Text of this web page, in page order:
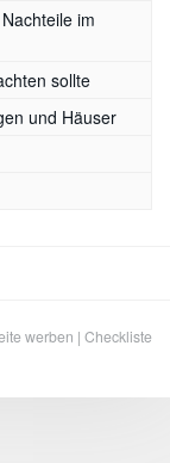
im
sollte
und Häuser
werben | Checkliste